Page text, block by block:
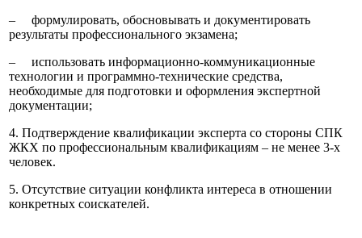
‒ формулировать, обосновывать и документировать
результаты профессионального экзамена;
‒ использовать информационно-коммуникационные
технологии и программно-технические средства,
необходимые для подготовки и оформления экспертной
документации;
4. Подтверждение квалификации эксперта со стороны СПК
ЖКХ по профессиональным квалификациям ‒ не менее 3-х
человек.
5. Отсутствие ситуации конфликта интереса в отношении
конкретных соискателей.